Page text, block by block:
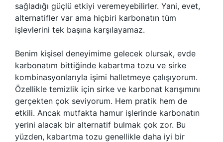
sağladığı güçlü etkiyi veremeyebilirler. Yani, evet,
alternatifler var ama hiçbiri karbonatın tüm
işlevlerini tek başına karşılayamaz.
Benim kişisel deneyimime gelecek olursak, evde
karbonatım bittiğinde kabartma tozu ve sirke
kombinasyonlarıyla işimi halletmeye çalışıyorum.
Özellikle temizlik için sirke ve karbonat karışımını
gerçekten çok seviyorum. Hem pratik hem de
etkili. Ancak mutfakta hamur işlerinde karbonatın
yerini alacak bir alternatif bulmak çok zor. Bu
yüzden, kabartma tozu genellikle daha iyi bir